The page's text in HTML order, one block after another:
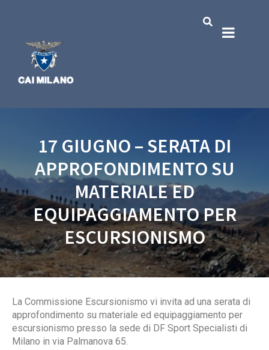
17 GIUGNO – SERATA DI
APPROFONDIMENTO SU
MATERIALE ED
EQUIPAGGIAMENTO PER
ESCURSIONISMO
La Commissione Escursionismo vi invita ad una serata di
approfondimento su materiale ed equipaggiamento per
escursionismo presso la sede di DF Sport Specialisti di
Milano in via Palmanova 65.